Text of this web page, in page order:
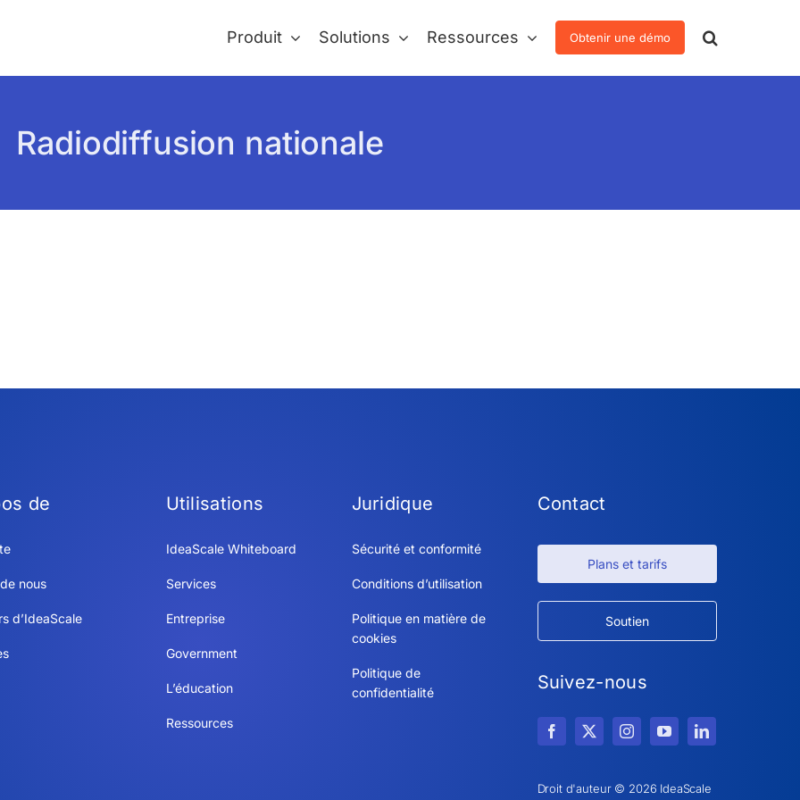
Produit Solutions Ressources Obtenir une démo
Radiodiffusion nationale
de
nous
d’IdeaScale
Utilisations
IdeaScale Whiteboard
Services
Entreprise
Government
L’éducation
Ressources
Juridique
Sécurité et conformité
Conditions d’utilisation
Politique en matière de
cookies
Politique de
confidentialité
Contact
Plans et tarifs
Soutien
Suivez-nous
Droit d'auteur © 2026 IdeaScale